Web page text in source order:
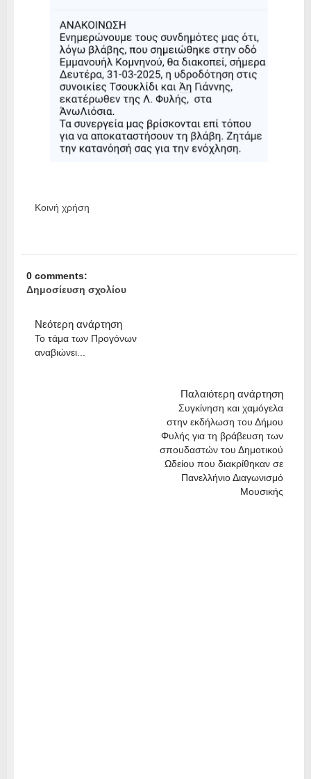
Κοινή χρήση
0 comments:
Δημοσίευση σχολίου
Νεότερη ανάρτηση
Το τάμα των Προγόνων
αναβιώνει...
Παλαιότερη ανάρτηση
Συγκίνηση και χαμόγελα
στην εκδήλωση του Δήμου
Φυλής για τη βράβευση των
σπουδαστών του Δημοτικού
Ωδείου που διακρίθηκαν σε
Πανελλήνιο Διαγωνισμό
Μουσικής